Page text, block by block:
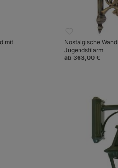
mit
Nostalgische
Jugendstilarm
ab 363,00 €